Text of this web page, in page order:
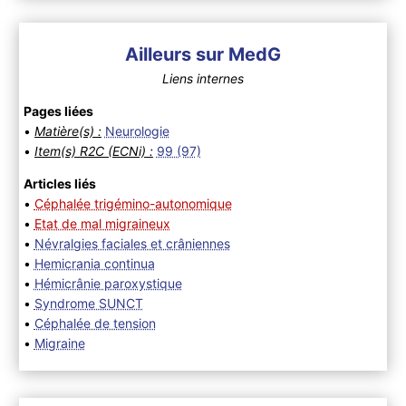
Ailleurs sur MedG
Liens internes
Pages liées
• Matière(s) : Neurologie
• Item(s) R2C (ECNi) : 99 (97)
Articles liés
• Céphalée trigémino-autonomique
• Etat de mal migraineux
• Névralgies faciales et crâniennes
• Hemicrania continua
• Hémicrânie paroxystique
• Syndrome SUNCT
• Céphalée de tension
• Migraine